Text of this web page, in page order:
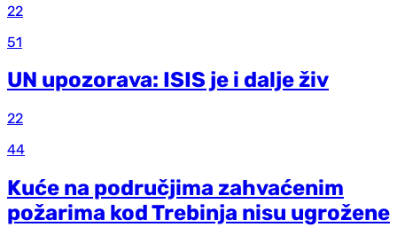
22
51
UN upozorava: ISIS je i dalje živ
22
44
Kuće na područjima zahvaćenim
požarima kod Trebinja nisu ugrožene